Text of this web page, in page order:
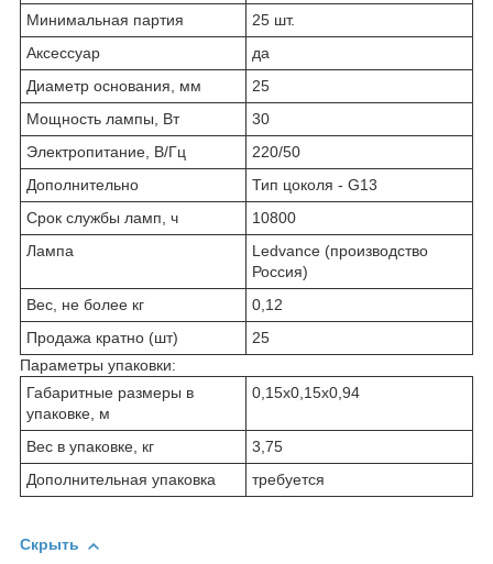
Минимальная партия
25 шт.
Аксессуар
да
Диаметр основания, мм
25
Мощность лампы, Вт
30
Электропитание, В/Гц
220/50
Дополнительно
Тип цоколя - G13
Срок службы ламп, ч
10800
Лампа
Ledvance (производство
Россия)
Вес, не более кг
0,12
Продажа кратно (шт)
25
Параметры упаковки:
Габаритные размеры в
упаковке, м
0,15х0,15х0,94
Вес в упаковке, кг
3,75
Дополнительная упаковка
требуется
Скрыть